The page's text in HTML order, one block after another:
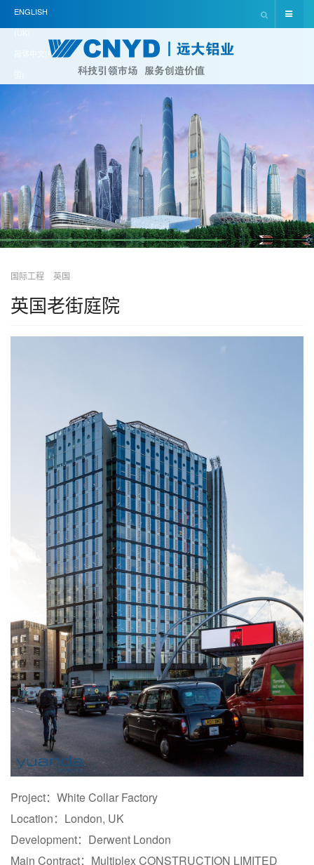
ENGLISH
(UK)
简体中文(中
国)
国际工程 英国
英国老街庭院
Project：White Collar Factory
Location：London, UK
Development：Derwent London
Main Contract：Multiplex CONSTRUCTION LIMITED